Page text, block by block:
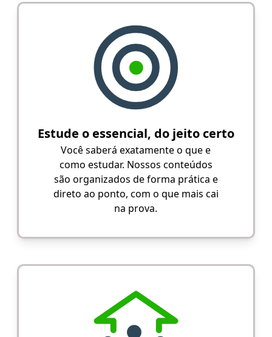
Estude o essencial, do jeito certo
Você saberá exatamente o que e
como estudar. Nossos conteúdos
são organizados de forma prática e
direto ao ponto, com o que mais cai
na prova.